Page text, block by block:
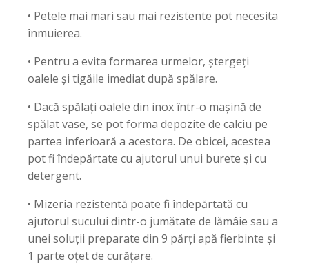
• Petele mai mari sau mai rezistente pot necesita
înmuierea.
• Pentru a evita formarea urmelor, ștergeți
oalele și tigăile imediat după spălare.
• Dacă spălați oalele din inox într-o mașină de
spălat vase, se pot forma depozite de calciu pe
partea inferioară a acestora. De obicei, acestea
pot fi îndepărtate cu ajutorul unui burete și cu
detergent.
• Mizeria rezistentă poate fi îndepărtată cu
ajutorul sucului dintr-o jumătate de lămâie sau a
unei soluții preparate din 9 părți apă fierbinte și
1 parte oțet de curățare.